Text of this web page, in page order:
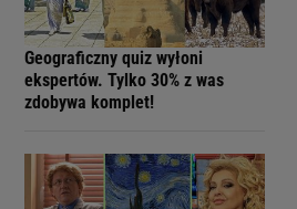
Geograficzny quiz wyłoni
ekspertów. Tylko 30% z was
zdobywa komplet!